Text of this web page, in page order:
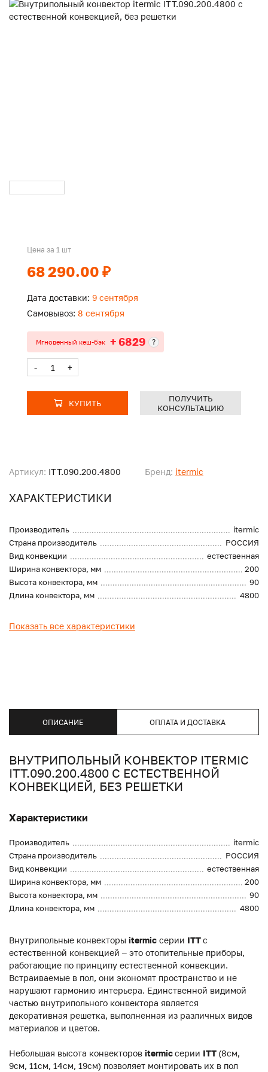
Артикул: ITT.090.200.4800 Бренд: itermic
ХАРАКТЕРИСТИКИ
Производитель
itermic
Страна производитель
РОССИЯ
Вид конвекции
естественная
Ширина конвектора, мм
200
Высота конвектора, мм
90
Длина конвектора, мм
4800
Показать все характеристики
Цена за 1 шт
68 290.00 ₽
Дата доставки: 9 сентября
Самовывоз: 8 сентября
Мгновенный кеш-бэк + 6829 ?
- +
КУПИТЬ
ПОЛУЧИТЬ
КОНСУЛЬТАЦИЮ
ОПИСАНИЕ ОПЛАТА И ДОСТАВКА
ВНУТРИПОЛЬНЫЙ КОНВЕКТОР ITERMIC
ITT.090.200.4800 С ЕСТЕСТВЕННОЙ
КОНВЕКЦИЕЙ, БЕЗ РЕШЕТКИ
Характеристики
Производитель
itermic
Страна производитель
РОССИЯ
Вид конвекции
естественная
Ширина конвектора, мм
200
Высота конвектора, мм
90
Длина конвектора, мм
4800
Внутрипольные конвекторы itermic серии ITTс
естественной конвекцией – это отопительные приборы,
работающие по принципу естественной конвекции.
Встраиваемые в пол, они экономят пространство и не
нарушают гармонию интерьера. Единственной видимой
частью внутрипольного конвектора является
декоративная решетка, выполненная из различных видов
материалов и цветов.
Небольшая высота конвекторов itermicсерии ITT (8см,
9см, 11см, 14см, 19см) позволяет монтировать их в пол